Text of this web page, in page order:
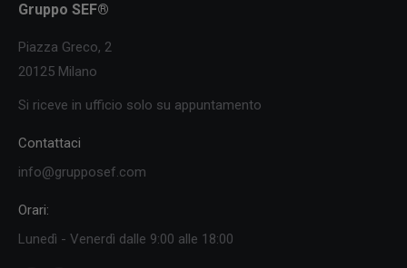
Gruppo SEF®
Piazza Greco, 2
20125 Milano
Si riceve in ufficio solo su appuntamento
Contattaci
info@grupposef.com
Orari:
Lunedì - Venerdì dalle 9:00 alle 18:00